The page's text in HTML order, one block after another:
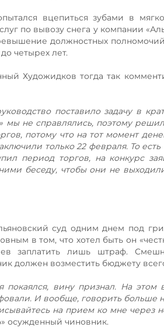
вцепиться зубами в
по вывозу снега у компании
должностных
четырех лет.
Художидков тогда так
поставило задачу в
не справлялись, поэтому
потому что на тот момент
только 22 февраля. То
период торгов, на конкурс
беседу, чтобы они не
суд одним днем под
в том, что хотел быть он
заплатить лишь штраф.
должен возместить бюджету
покаялся, вину признал. На
И вообще, говорить больше
на прием ко мне через
осужденный чиновник.